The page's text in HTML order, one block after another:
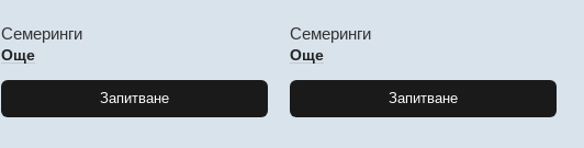
Семеринги
Още
Запитване
Семеринги
Още
Запитване